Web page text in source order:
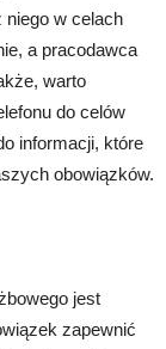
niego w celach
a pracodawca
warto
do celów
informacji, które
obowiązków.
jest
zapewnić